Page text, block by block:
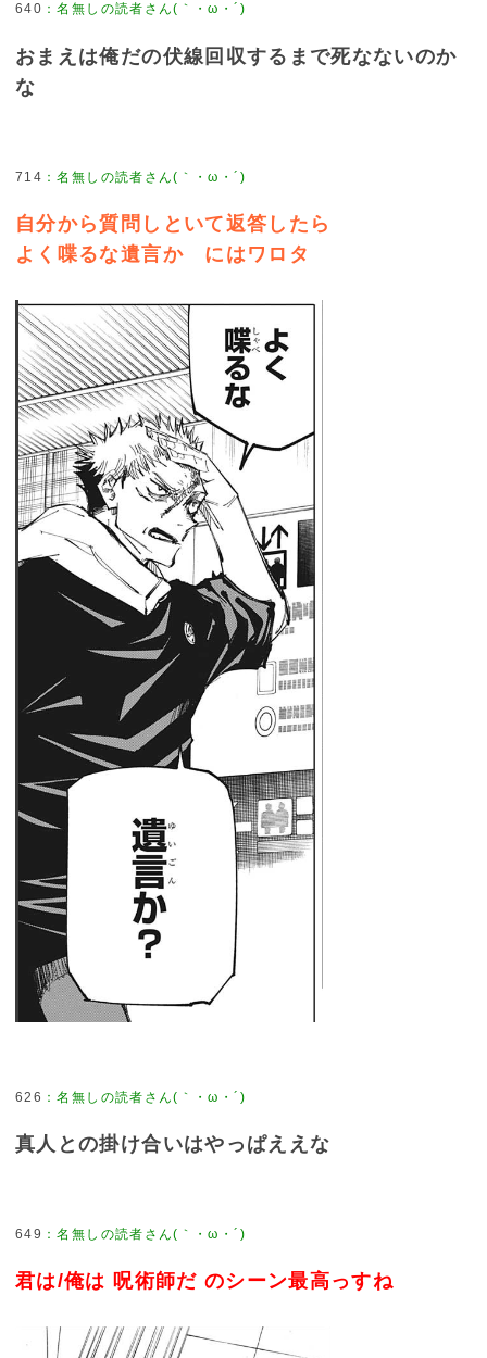
640 ：名無しの読者さん(｀・ω・´)
おまえは俺だの伏線回収するまで死なないのか
な
714 ：名無しの読者さん(｀・ω・´)
自分から質問しといて返答したら
よく喋るな遺言か にはワロタ
626 ：名無しの読者さん(｀・ω・´)
真人との掛け合いはやっぱええな
649 ：名無しの読者さん(｀・ω・´)
君は/俺は 呪術師だ のシーン最高っすね